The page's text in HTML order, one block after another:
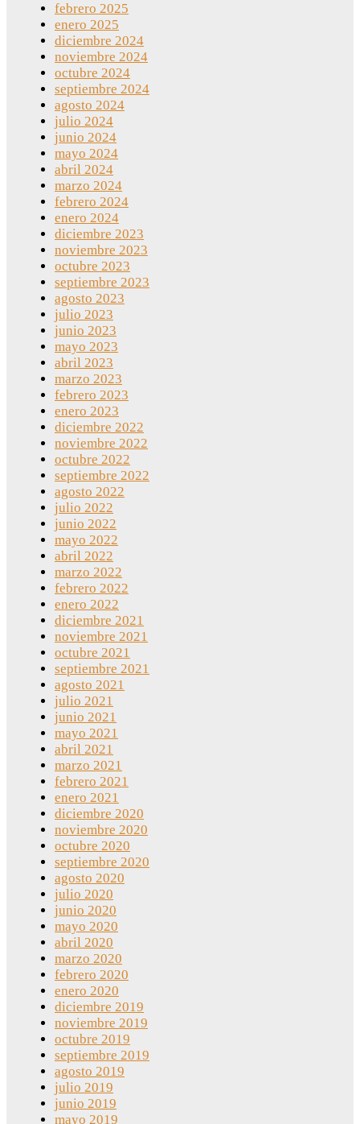
febrero 2025
enero 2025
diciembre 2024
noviembre 2024
octubre 2024
septiembre 2024
agosto 2024
julio 2024
junio 2024
mayo 2024
abril 2024
marzo 2024
febrero 2024
enero 2024
diciembre 2023
noviembre 2023
octubre 2023
septiembre 2023
agosto 2023
julio 2023
junio 2023
mayo 2023
abril 2023
marzo 2023
febrero 2023
enero 2023
diciembre 2022
noviembre 2022
octubre 2022
septiembre 2022
agosto 2022
julio 2022
junio 2022
mayo 2022
abril 2022
marzo 2022
febrero 2022
enero 2022
diciembre 2021
noviembre 2021
octubre 2021
septiembre 2021
agosto 2021
julio 2021
junio 2021
mayo 2021
abril 2021
marzo 2021
febrero 2021
enero 2021
diciembre 2020
noviembre 2020
octubre 2020
septiembre 2020
agosto 2020
julio 2020
junio 2020
mayo 2020
abril 2020
marzo 2020
febrero 2020
enero 2020
diciembre 2019
noviembre 2019
octubre 2019
septiembre 2019
agosto 2019
julio 2019
junio 2019
mayo 2019